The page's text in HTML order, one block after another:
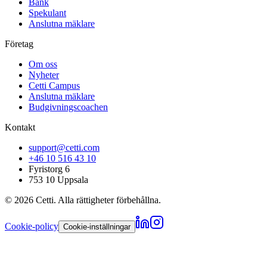
Bank
Spekulant
Anslutna mäklare
Företag
Om oss
Nyheter
Cetti Campus
Anslutna mäklare
Budgivningscoachen
Kontakt
support@cetti.com
+46 10 516 43 10
Fyristorg 6
753 10 Uppsala
© 2026 Cetti. Alla rättigheter förbehållna.
Cookie-policy Cookie-inställningar